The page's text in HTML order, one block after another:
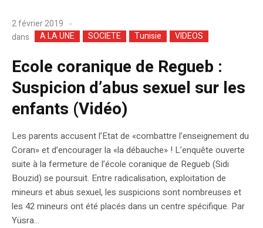
2 février 2019
dans
A LA UNE SOCIETE Tunisie VIDEOS
Ecole coranique de Regueb :
Suspicion d’abus sexuel sur les
enfants (Vidéo)
Les parents accusent l’Etat de «combattre l’enseignement du
Coran» et d’encourager la «la débauche» ! L’enquête ouverte
suite à la fermeture de l’école coranique de Regueb (Sidi
Bouzid) se poursuit. Entre radicalisation, exploitation de
mineurs et abus sexuel, les suspicions sont nombreuses et
les 42 mineurs ont été placés dans un centre spécifique. Par
Yüsra...